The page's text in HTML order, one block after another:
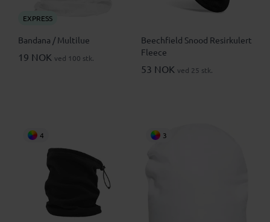
EXPRESS
Bandana / Multilue
19 NOK ved 100 stk.
Beechfield Snood Resirkulert
Fleece
53 NOK ved 25 stk.
4 3